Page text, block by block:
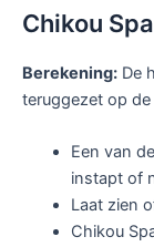
Chikou
Berekening: De
teruggezet op de
Een van
instapt of
Laat zien
Chikou